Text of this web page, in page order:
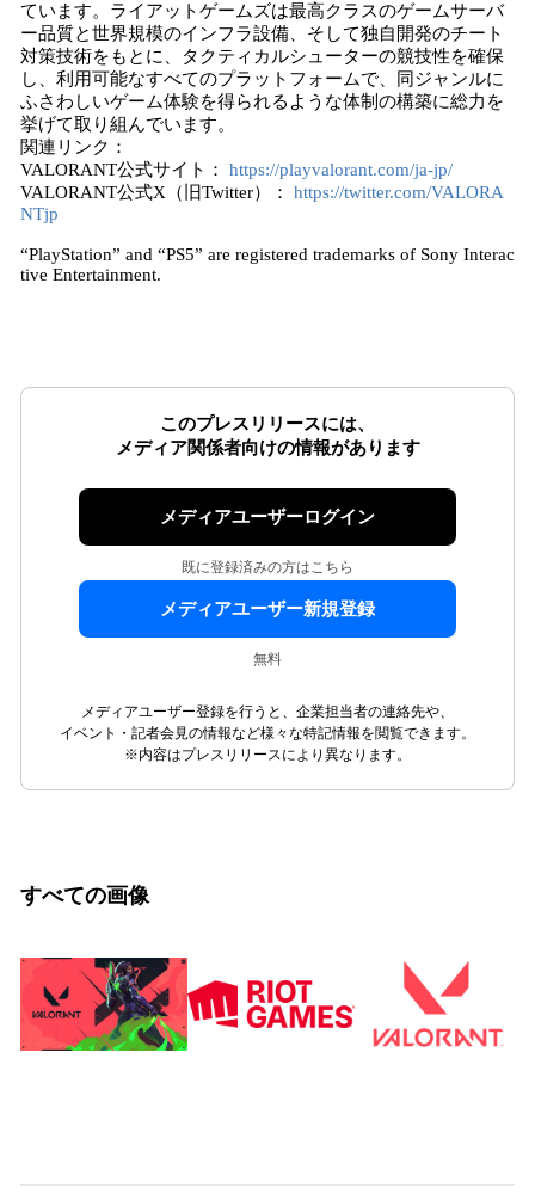
ています。ライアットゲームズは最高クラスのゲームサーバ
ー品質と世界規模のインフラ設備、そして独自開発のチート
対策技術をもとに、タクティカルシューターの競技性を確保
し、利用可能なすべてのプラットフォームで、同ジャンルに
ふさわしいゲーム体験を得られるような体制の構築に総力を
挙げて取り組んでいます。
関連リンク：
VALORANT公式サイト： https://playvalorant.com/ja-jp/
VALORANT公式X（旧Twitter）： https://twitter.com/VALORA
NTjp
“PlayStation” and “PS5” are registered trademarks of Sony Interac
tive Entertainment.
このプレスリリースには、
メディア関係者向けの情報があります
メディアユーザーログイン
既に登録済みの方はこちら
メディアユーザー新規登録
無料
メディアユーザー登録を行うと、企業担当者の連絡先や、
イベント・記者会見の情報など様々な特記情報を閲覧できます。
※内容はプレスリリースにより異なります。
すべての画像